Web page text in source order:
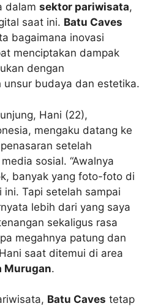
dalam sektor pariwisata,
saat ini. Batu Caves
bagaimana inovasi
menciptakan dampak
dengan
unsur budaya dan estetika.
Hani (22),
mengaku datang ke
setelah
sosial. “Awalnya
banyak yang foto-foto di
Tapi setelah sampai
lebih dari yang saya
sekaligus rasa
megahnya patung dan
saat ditemui di area
Murugan.
Batu Caves tetap